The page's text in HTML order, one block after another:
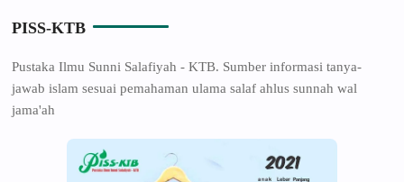
PISS-KTB
Pustaka Ilmu Sunni Salafiyah - KTB. Sumber informasi tanya-
jawab islam sesuai pemahaman ulama salaf ahlus sunnah wal
jama'ah